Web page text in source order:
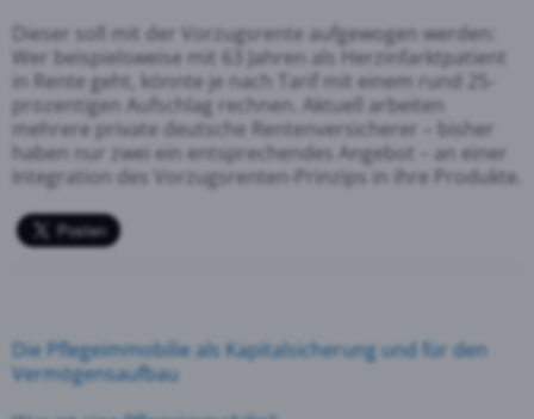
Dieser soll mit der Vorzugsrente aufgewogen werden:
Wer beispielsweise mit 63 Jahren als Herzinfarktpatient
in Rente geht, könnte je nach Tarif mit einem rund 25-
prozentigen Aufschlag rechnen. Aktuell arbeiten
mehrere private deutsche Rentenversicherer – bisher
haben nur zwei ein entsprechendes Angebot – an einer
Integration des Vorzugsrenten-Prinzips in ihre Produkte.
Die Pflegeimmobilie als Kapitalsicherung und für den
Vermögensaufbau